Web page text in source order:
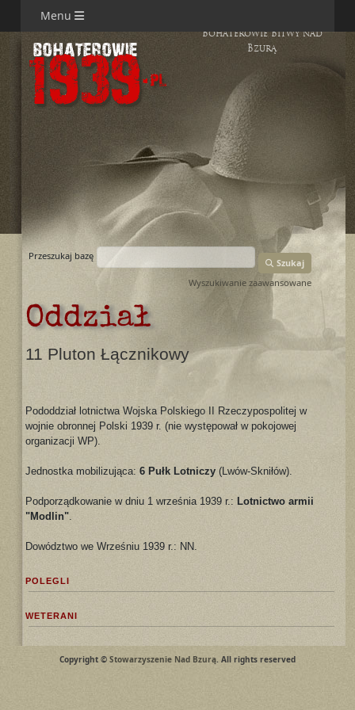
Menu
Bohaterowie Bitwy nad
Bzurą
Przeszukaj bazę
Szukaj
Wyszukiwanie zaawansowane
Oddział
11 Pluton Łącznikowy
Pododdział lotnictwa Wojska Polskiego II Rzeczypospolitej w
wojnie obronnej Polski 1939 r. (nie występował w pokojowej
organizacji WP).
Jednostka mobilizująca: 6 Pułk Lotniczy (Lwów-Skniłów).
Podporządkowanie w dniu 1 września 1939 r.: Lotnictwo armii
"Modlin".
Dowództwo we Wrześniu 1939 r.: NN.
POLEGLI
WETERANI
Copyright © Stowarzyszenie Nad Bzurą. All rights reserved